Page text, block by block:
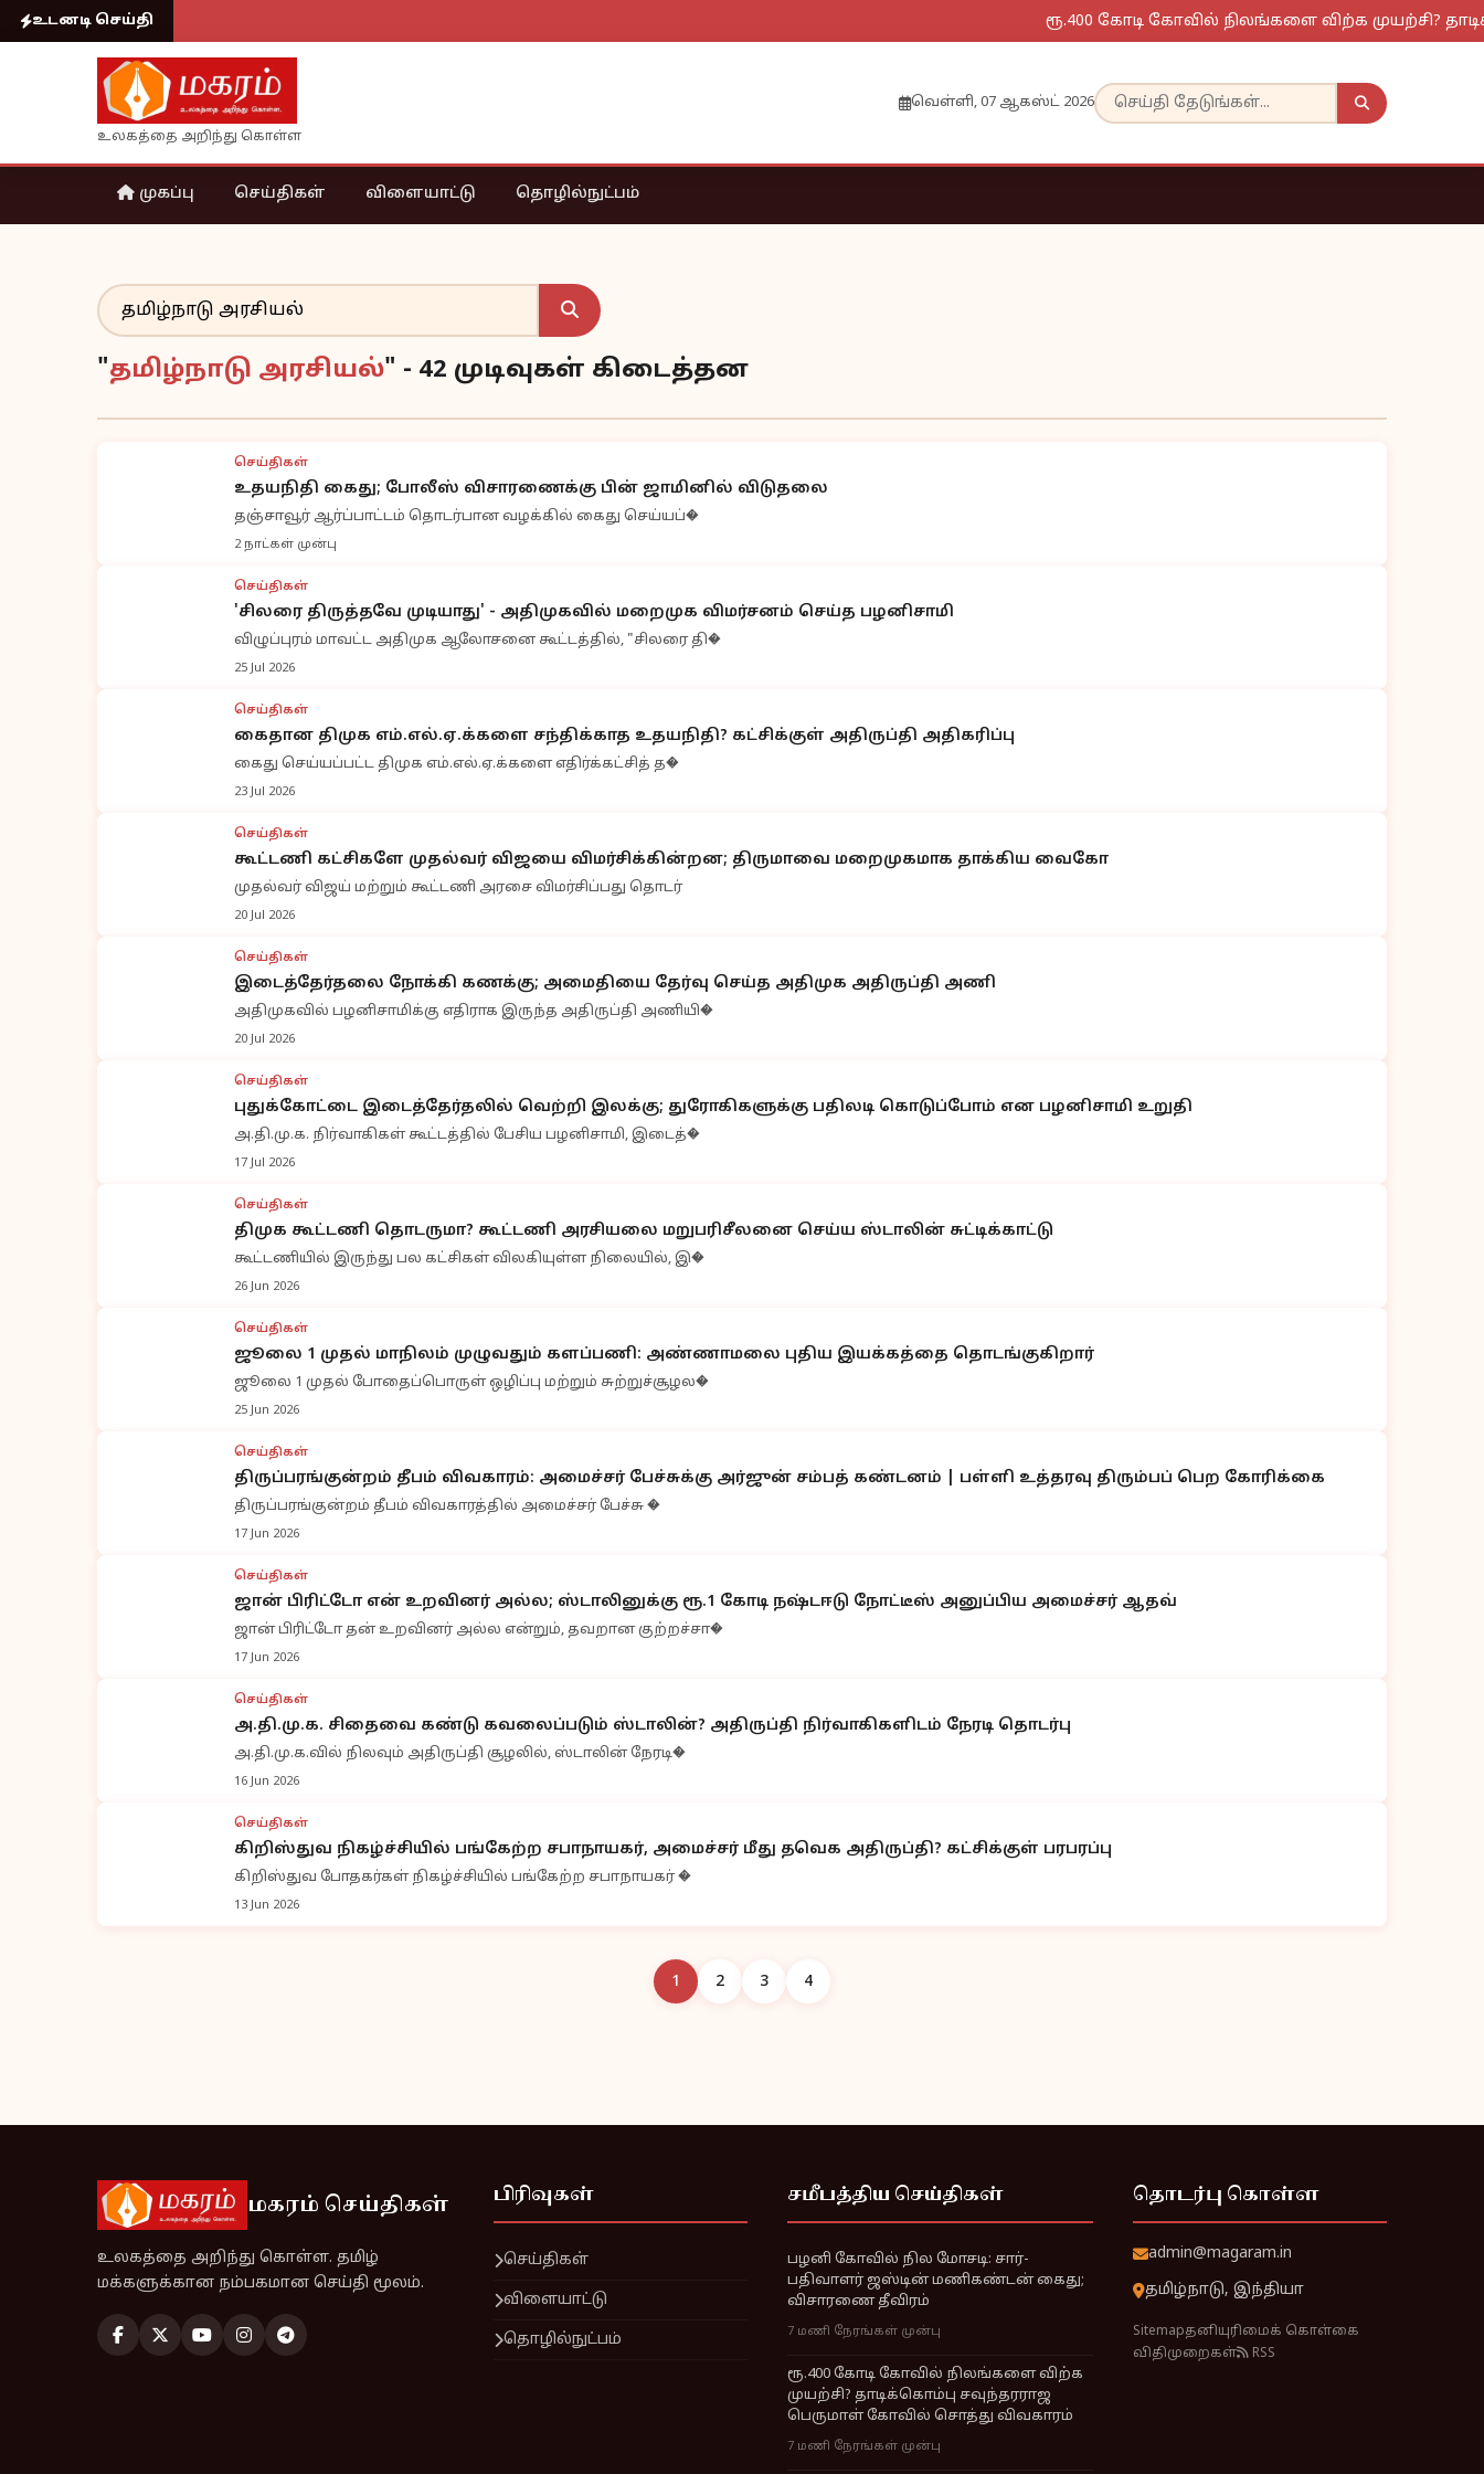
உடனடி செய்தி ரூ.400 கோடி கோவில் நிலங்களை விற்க முயற்சி?
உலகத்தை அறிந்து கொள்ள
வெள்ளி, 07 ஆகஸ்ட் 2026
முகப்பு செய்திகள் விளையாட்டு தொழில்நுட்பம்
"தமிழ்நாடு அரசியல்" - 42 முடிவுகள் கிடைத்தன
செய்திகள்
உதயநிதி கைது; போலீஸ் விசாரணைக்கு பின் ஜாமினில் விடுதலை
தஞ்சாவூர் ஆர்ப்பாட்டம் தொடர்பான வழக்கில் கைது செய்யப்�
2 நாட்கள் முன்பு
செய்திகள்
'சிலரை திருத்தவே முடியாது' - அதிமுகவில் மறைமுக விமர்சனம் செய்த பழனிசாமி
விழுப்புரம் மாவட்ட அதிமுக ஆலோசனை கூட்டத்தில், "சிலரை தி�
25 Jul 2026
செய்திகள்
கைதான திமுக எம்.எல்.ஏ.க்களை சந்திக்காத உதயநிதி? கட்சிக்குள் அதிருப்தி அதிகரிப்பு
கைது செய்யப்பட்ட திமுக எம்.எல்.ஏ.க்களை எதிர்க்கட்சித் த�
23 Jul 2026
செய்திகள்
கூட்டணி கட்சிகளே முதல்வர் விஜயை விமர்சிக்கின்றன; திருமாவை மறைமுகமாக தாக்கிய வைகோ
முதல்வர் விஜய் மற்றும் கூட்டணி அரசை விமர்சிப்பது தொடர்
20 Jul 2026
செய்திகள்
இடைத்தேர்தலை நோக்கி கணக்கு; அமைதியை தேர்வு செய்த அதிமுக அதிருப்தி அணி
அதிமுகவில் பழனிசாமிக்கு எதிராக இருந்த அதிருப்தி அணியி�
20 Jul 2026
செய்திகள்
புதுக்கோட்டை இடைத்தேர்தலில் வெற்றி இலக்கு; துரோகிகளுக்கு பதிலடி கொடுப்போம் என பழனிசாமி உறுதி
அ.தி.மு.க. நிர்வாகிகள் கூட்டத்தில் பேசிய பழனிசாமி, இடைத்�
17 Jul 2026
செய்திகள்
திமுக கூட்டணி தொடருமா? கூட்டணி அரசியலை மறுபரிசீலனை செய்ய ஸ்டாலின் சுட்டிக்காட்டு
கூட்டணியில் இருந்து பல கட்சிகள் விலகியுள்ள நிலையில், இ�
26 Jun 2026
செய்திகள்
ஜூலை 1 முதல் மாநிலம் முழுவதும் களப்பணி: அண்ணாமலை புதிய இயக்கத்தை தொடங்குகிறார்
ஜூலை 1 முதல் போதைப்பொருள் ஒழிப்பு மற்றும் சுற்றுச்சூழல�
25 Jun 2026
செய்திகள்
திருப்பரங்குன்றம் தீபம் விவகாரம்: அமைச்சர் பேச்சுக்கு அர்ஜுன் சம்பத் கண்டனம் | பள்ளி உத்தரவு திரும்பப் பெற கோரிக்கை
திருப்பரங்குன்றம் தீபம் விவகாரத்தில் அமைச்சர் பேச்சு �
17 Jun 2026
செய்திகள்
ஜான் பிரிட்டோ என் உறவினர் அல்ல; ஸ்டாலினுக்கு ரூ.1 கோடி நஷ்டஈடு நோட்டீஸ் அனுப்பிய அமைச்சர் ஆதவ்
ஜான் பிரிட்டோ தன் உறவினர் அல்ல என்றும், தவறான குற்றச்சா�
17 Jun 2026
செய்திகள்
அ.தி.மு.க. சிதைவை கண்டு கவலைப்படும் ஸ்டாலின்? அதிருப்தி நிர்வாகிகளிடம் நேரடி தொடர்பு
அ.தி.மு.க.வில் நிலவும் அதிருப்தி சூழலில், ஸ்டாலின் நேரடி�
16 Jun 2026
செய்திகள்
கிறிஸ்துவ நிகழ்ச்சியில் பங்கேற்ற சபாநாயகர், அமைச்சர் மீது தவெக அதிருப்தி? கட்சிக்குள் பரபரப்பு
கிறிஸ்துவ போதகர்கள் நிகழ்ச்சியில் பங்கேற்ற சபாநாயகர் �
13 Jun 2026
1 2 3 4
மகரம் செய்திகள்
உலகத்தை அறிந்து கொள்ள. தமிழ்
மக்களுக்கான நம்பகமான செய்தி மூலம்.
பிரிவுகள்
செய்திகள்
விளையாட்டு
தொழில்நுட்பம்
சமீபத்திய செய்திகள்
பழனி கோவில் நில மோசடி: சார்-
பதிவாளர் ஜஸ்டின் மணிகண்டன் கைது;
விசாரணை தீவிரம்
7 மணி நேரங்கள் முன்பு
ரூ.400 கோடி கோவில் நிலங்களை விற்க
முயற்சி? தாடிக்கொம்பு சவுந்தரராஜ
பெருமாள் கோவில் சொத்து விவகாரம்
7 மணி நேரங்கள் முன்பு
தொடர்பு கொள்ள
admin@magaram.in
தமிழ்நாடு, இந்தியா
Sitemapதனியுரிமைக் கொள்கை
விதிமுறைகள்
RSS